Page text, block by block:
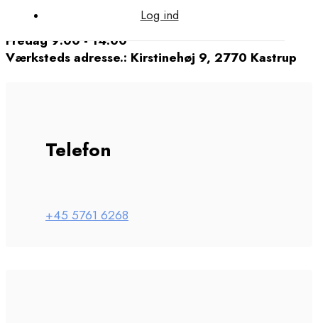
Log ind
Onsdag 9:00 - 16:00
Fredag 9:00 - 14:00
Værksteds adresse.: Kirstinehøj 9, 2770 Kastrup
Telefon
+45 5761 6268